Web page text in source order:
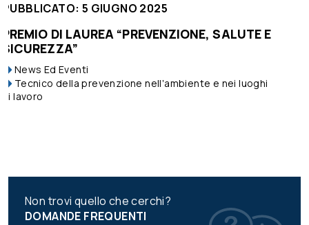
SALUTE E
e nei luoghi
PUBBLICATO:
VIII CONVEGNO REGIONALE
Tecnico della prevenzione
Non trovi quello che cerchi?
DOMANDE FREQUENTI